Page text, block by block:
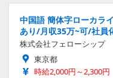
中国語 簡体字ローカラ
あり/月収35万~可/社員
株式会社フェローシップ
東京都
時給2,000円～2,300円